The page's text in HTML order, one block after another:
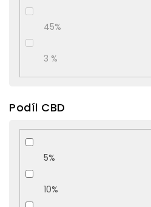
45%
3 %
Podíl CBD
5%
10%